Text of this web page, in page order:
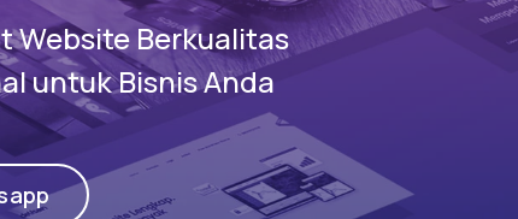
Website Berkualitas
untuk Bisnis Anda